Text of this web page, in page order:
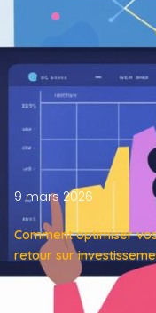
9 mars 2026
Comment optimiser
retour sur